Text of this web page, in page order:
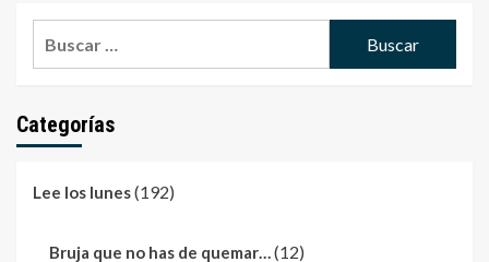
Categorías
Lee los lunes(192)
Bruja que no has de quemar…(12)